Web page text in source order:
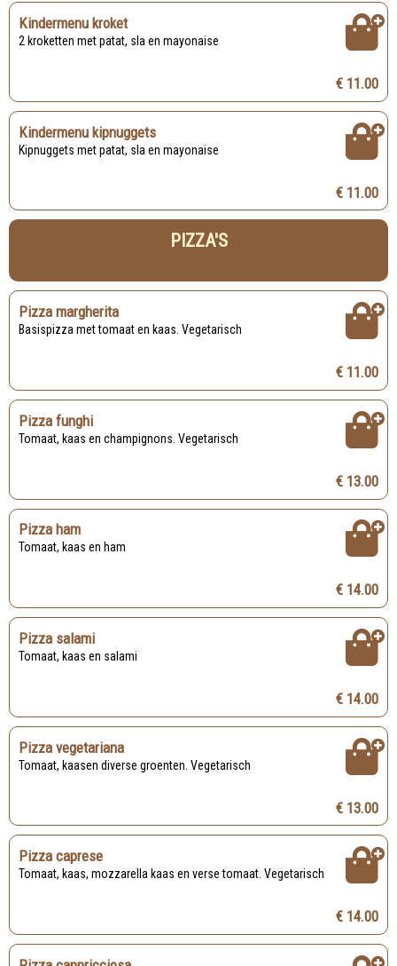
Kindermenu kroket
2 kroketten met patat, sla en mayonaise
€ 11.00
Kindermenu kipnuggets
Kipnuggets met patat, sla en mayonaise
€ 11.00
PIZZA'S
Pizza margherita
Basispizza met tomaat en kaas. Vegetarisch
€ 11.00
Pizza funghi
Tomaat, kaas en champignons. Vegetarisch
€ 13.00
Pizza ham
Tomaat, kaas en ham
€ 14.00
Pizza salami
Tomaat, kaas en salami
€ 14.00
Pizza vegetariana
Tomaat, kaasen diverse groenten. Vegetarisch
€ 13.00
Pizza caprese
Tomaat, kaas, mozzarella kaas en verse tomaat. Vegetarisch
€ 14.00